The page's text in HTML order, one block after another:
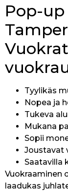
Pop-
Tyylikäs
Nopea ja
Tukeva
Mukana
Sopii
Joustavat
Saatavilla
Vuokraaminen
laadukas